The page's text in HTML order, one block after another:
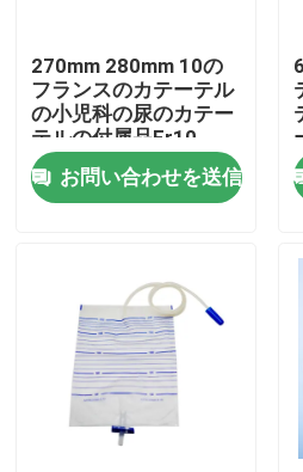
品質管理
お問い合わせ
医学のシリコーン ゴム
医学のゴム製 ストッパー
ゴム製 スポイトのプランジ
270mm 280mm 10の
フランスのカテーテル
の小児科の尿のカテー
テルの付属品Fr10
お問い合わせを送信